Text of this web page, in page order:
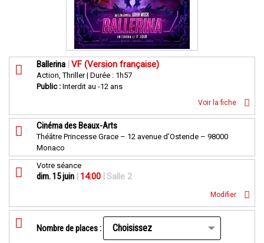
Ballerina VF (Version française)
Action, Thriller | Durée : 1h57
Public : Interdit au -12 ans
Voir la fiche
Cinéma des Beaux-Arts
Théâtre Princesse Grace – 12 avenue d’Ostende – 98000
Monaco
Votre séance
dim. 15 juin 14:00 Salle 2
Modifier
Nombre de places :